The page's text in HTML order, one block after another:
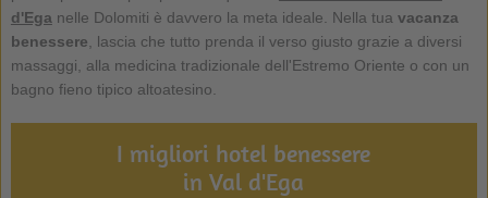
d'Ega nelle Dolomiti è davvero la meta ideale. Nella tua vacanza
benessere , lascia che tutto prenda il verso giusto grazie a diversi
massaggi, alla medicina tradizionale dell'Estremo Oriente o con un
bagno fieno tipico altoatesino.
I migliori hotel benessere
in Val d'Ega